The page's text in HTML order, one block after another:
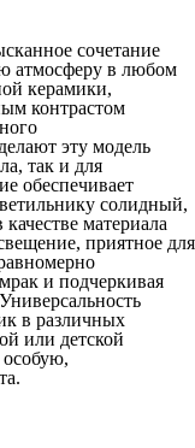
сочетание
атмосферу в любом
керамики,
контрастом
эту модель
так и для
обеспечивает
солидный,
материала
приятное для
и подчеркивая
в различных
или детской
особую,